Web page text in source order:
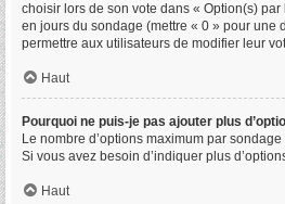
choisir lors de son vote dans « Option(s) par
en jours du sondage (mettre « 0 » pour une
permettre aux utilisateurs de modifier leur
Haut
Pourquoi ne puis-je pas ajouter plus
Le nombre d’options maximum par
Si vous avez besoin d’indiquer plus
Haut